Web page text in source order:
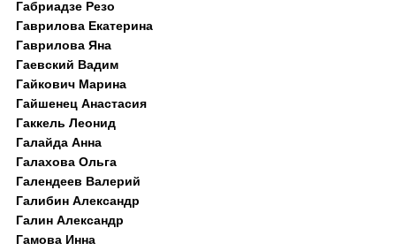
Габриадзе Резо
Гаврилова Екатерина
Гаврилова Яна
Гаевский Вадим
Гайкович Марина
Гайшенец Анастасия
Гаккель Леонид
Галайда Анна
Галахова Ольга
Галендеев Валерий
Галибин Александр
Галин Александр
Гамова Инна